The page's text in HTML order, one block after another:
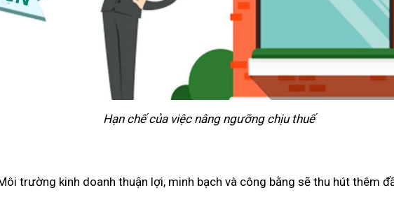
Hạn chế của việc nâng ngưỡng chịu thuế
trường kinh doanh thuận lợi, minh bạch và công bằng sẽ thu hút thêm